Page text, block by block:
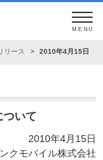
MENU
リース 2010年4月15日
ついて
2010年4月15日
クモバイル株式会社